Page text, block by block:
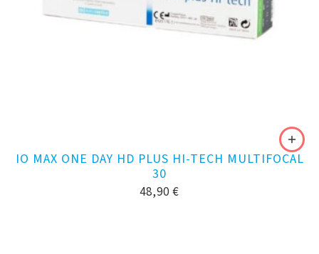
IO MAX ONE DAY HD PLUS HI-TECH MULTIFOCAL
30
48,90 €